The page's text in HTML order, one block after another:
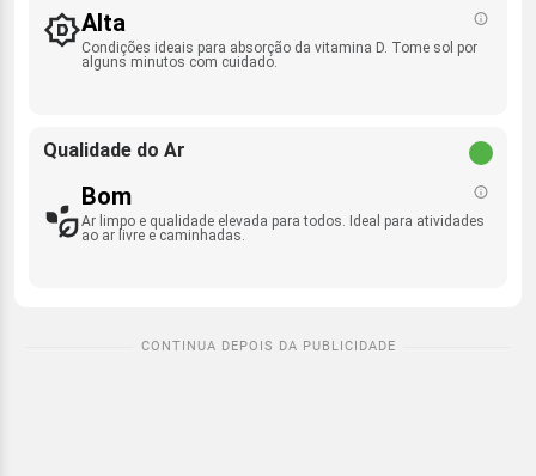
Alta
Condições ideais para absorção da vitamina D. Tome sol por
alguns minutos com cuidado.
Qualidade do Ar
Bom
Ar limpo e qualidade elevada para todos. Ideal para atividades
ao ar livre e caminhadas.